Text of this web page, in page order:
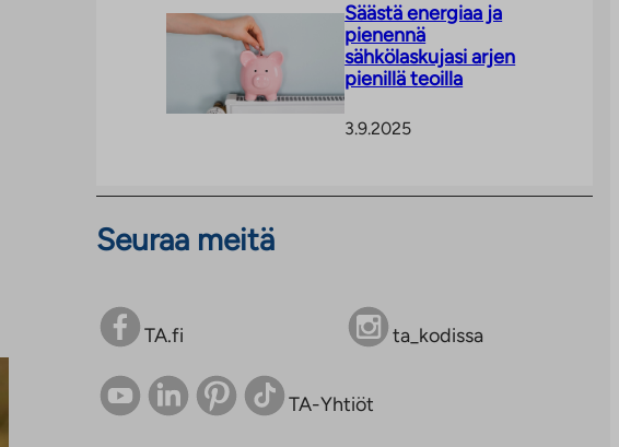
Säästä energiaa ja
pienennä
sähkölaskujasi arjen
pienillä teoilla
3.9.2025
Seuraa meitä
TA.fi ta_kodissa
TA-Yhtiöt